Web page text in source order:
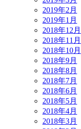
2019年2月
2019年1月
2018年12月
2018年11月
2018年10月
2018年9月
2018年8月
2018年7月
2018年6月
2018年5月
2018年4月
2018年3月